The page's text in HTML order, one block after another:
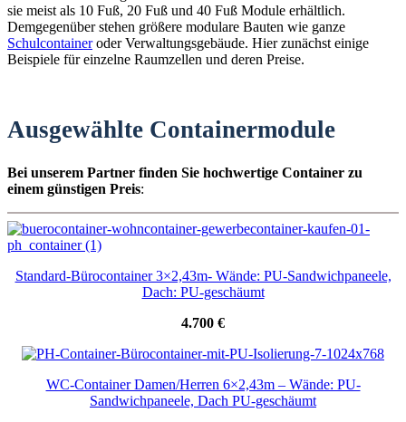
sie meist als 10 Fuß, 20 Fuß und 40 Fuß Module erhältlich.
Demgegenüber stehen größere modulare Bauten wie ganze
Schulcontaineroder Verwaltungsgebäude. Hier zunächst einige
Beispiele für einzelne Raumzellen und deren Preise.
Ausgewählte Containermodule
Bei unserem Partner finden Sie hochwertige Container zu
einem günstigen Preis:
Standard-Bürocontainer 3×2,43m- Wände: PU-Sandwichpaneele,
Dach: PU-geschäumt
4.700 €
WC-Container Damen/Herren 6×2,43m – Wände: PU-
Sandwichpaneele, Dach PU-geschäumt